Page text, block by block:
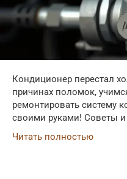
Кондиционер перестал
причинах поломок,
ремонтировать систему
своими руками! Советы и
Читать полностью